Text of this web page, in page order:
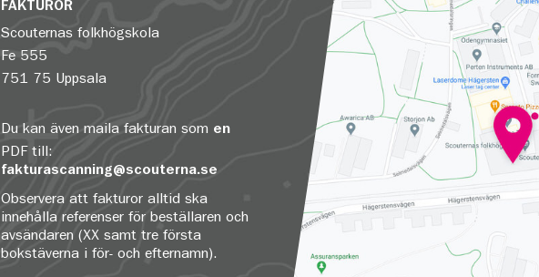
FAKTUROR
Scouternas folkhögskola
Fe 555
751 75 Uppsala
Du kan även maila fakturan som en
PDF till:
fakturascanning@scouterna.se
Observera att fakturor alltid ska
innehålla referenser för beställaren och
avsändaren (XX samt tre första
bokstäverna i för- och efternamn).